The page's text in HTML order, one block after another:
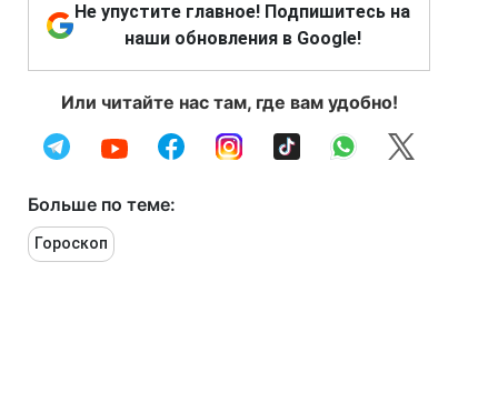
Не упустите главное! Подпишитесь на
наши обновления в Google!
Или читайте нас там, где вам удобно!
Больше по теме:
Гороскоп